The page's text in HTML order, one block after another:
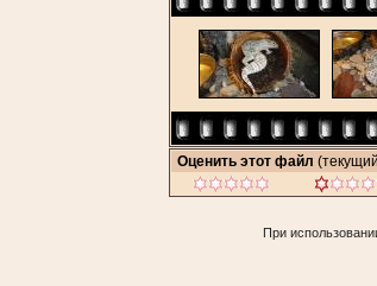
Оценить этот файл
При